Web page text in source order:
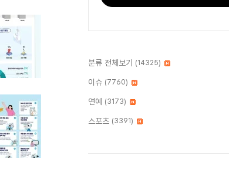
분류 전체보기 (14325)
이슈 (7760)
연예 (3173)
스포츠 (3391)